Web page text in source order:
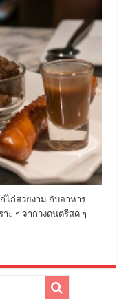
ไก๋สวยงาม กับอาหาร
ะ ๆ จากวงดนตรีสด ๆ